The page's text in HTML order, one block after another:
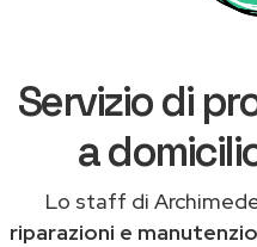
Servizio di
a
Lo staff di
riparazioni e